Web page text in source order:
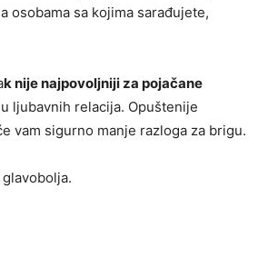
osobama sa kojima sarađujete,
k nije najpovoljniji za pojačane
ljubavnih relacija. Opuštenije
vam sigurno manje razloga za brigu.